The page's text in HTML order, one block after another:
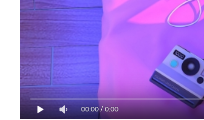
00:00/0:00